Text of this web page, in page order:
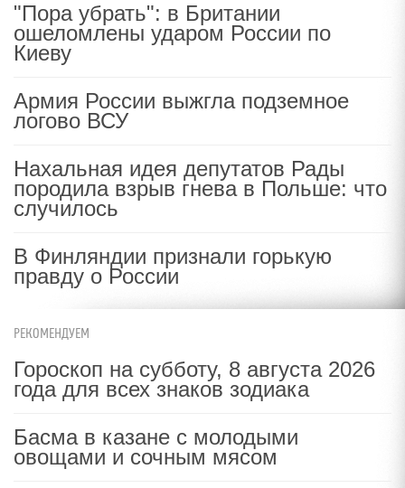
"Пора убрать": в Британии
ошеломлены ударом России по
Киеву
Армия России выжгла подземное
логово ВСУ
Нахальная идея депутатов Рады
породила взрыв гнева в Польше: что
случилось
В Финляндии признали горькую
правду о России
РЕКОМЕНДУЕМ
Гороскоп на субботу, 8 августа 2026
года для всех знаков зодиака
Басма в казане с молодыми
овощами и сочным мясом